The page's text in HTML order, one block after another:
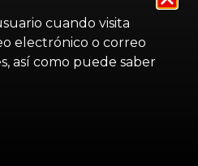
cuando visita
electrónico o correo
así como puede saber